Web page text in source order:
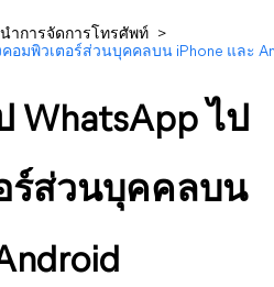
ำการจัดการโทรศัพท์ >
อมพิวเตอร์ส่วนบุคคลบน iPhone และ
WhatsApp ไป
ร์ส่วนบุคคลบน